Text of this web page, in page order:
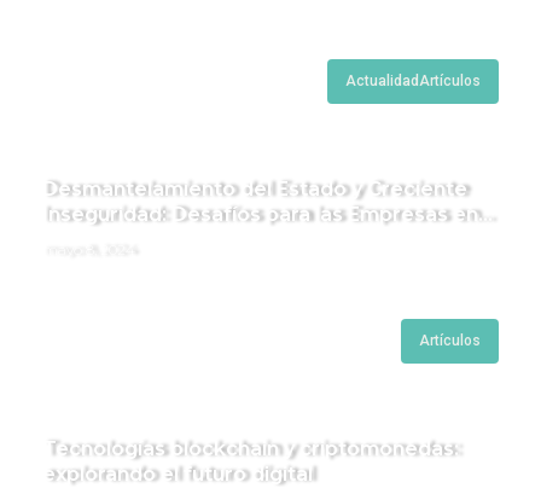
Actualidad Artículos
Desmantelamiento del Estado y Creciente
Inseguridad: Desafíos para las Empresas en
Artículos
Tecnologías blockchain y criptomonedas:
explorando el futuro digital